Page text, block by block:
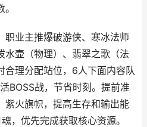
职业主推爆破游侠、寒冰法师
水壶（物理）、翡翠之歌（法
合理分配站位，6人下面内容队
BOSS战，节省时刻。提前准
紫火旗帜，提高生存和输出能
，优先完成获取核心资源。